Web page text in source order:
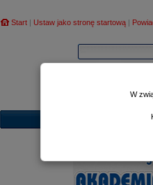
Start | Ustaw jako stronę startową |
W